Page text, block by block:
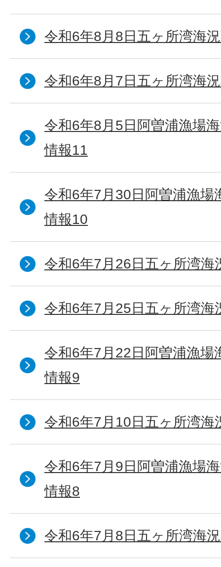
令和6年8月8日五ヶ所湾海
令和6年8月7日五ヶ所湾海
令和6年8月5日阿曽浦漁場
情報11
令和6年7月30日阿曽浦漁場
情報10
令和6年7月26日五ヶ所湾海
令和6年7月25日五ヶ所湾海
令和6年7月22日阿曽浦漁場
情報9
令和6年7月10日五ヶ所湾海
令和6年7月9日阿曽浦漁場
情報8
令和6年7月8日五ヶ所湾海